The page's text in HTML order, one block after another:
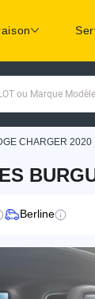
ou Marque
CHARGER 2020
Berline